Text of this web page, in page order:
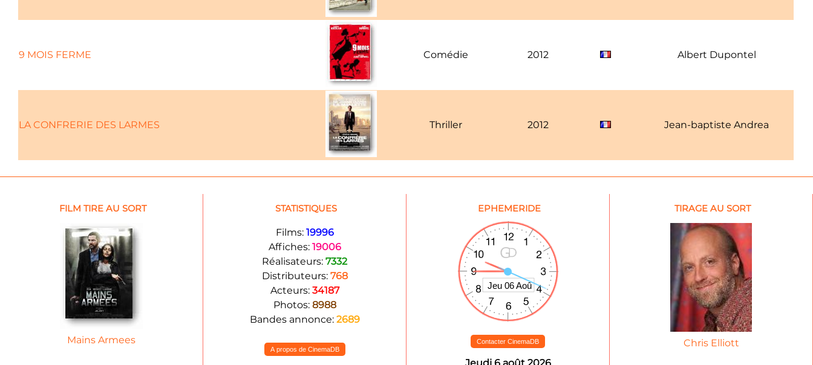
9 MOIS FERME Comédie 2012 Albert Dupontel
LA CONFRERIE DES LARMES Thriller 2012 Jean-baptiste Andrea
FILM TIRE AU SORT
Mains Armees
STATISTIQUES
Films: 19996
Affiches: 19006
Réalisateurs: 7332
Distributeurs: 768
Acteurs: 34187
Photos: 8988
Bandes annonce: 2689
A propos de CinemaDB
EPHEMERIDE
Contacter CinemaDB
TIRAGE AU SORT
Chris Elliott